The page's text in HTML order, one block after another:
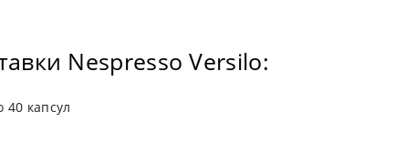
Nespresso Versilo:
40 капсул